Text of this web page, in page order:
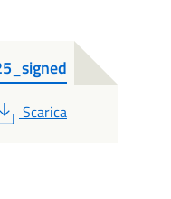
PDF
Scarica